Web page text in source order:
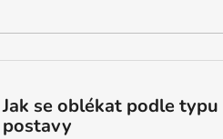
Jak se oblékat podle typu
postavy